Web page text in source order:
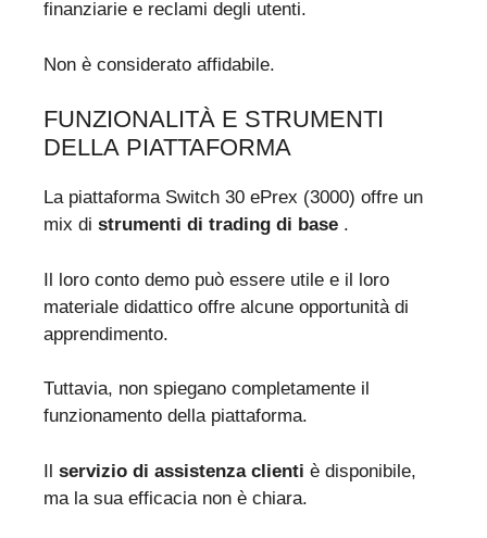
finanziarie e reclami degli utenti.
Non è considerato affidabile.
FUNZIONALITÀ E STRUMENTI
DELLA PIATTAFORMA
La piattaforma Switch 30 ePrex (3000) offre un
mix di strumenti di trading di base .
Il loro conto demo può essere utile e il loro
materiale didattico offre alcune opportunità di
apprendimento.
Tuttavia, non spiegano completamente il
funzionamento della piattaforma.
Il servizio di assistenza clienti è disponibile,
ma la sua efficacia non è chiara.